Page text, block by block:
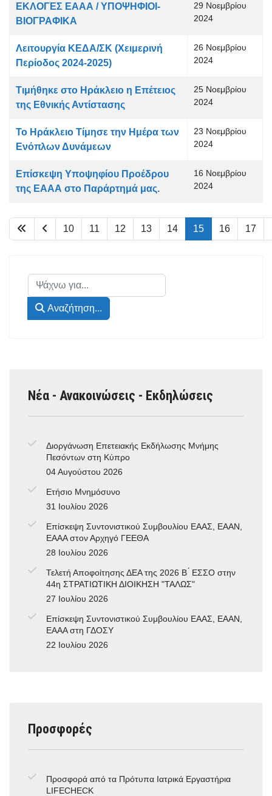
ΕΚΛΟΓΕΣ ΕΑΑΑ / ΥΠΟΨΗΦΙΟΙ-
ΒΙΟΓΡΑΦΙΚΑ
29 Νοεμβρίου
2024
Λειτουργία ΚΕΔΑ/ΣΚ (Χειμερινή
Περίοδος 2024-2025)
26 Νοεμβρίου
2024
Τιμήθηκε στο Ηράκλειο η Επέτειος
της Εθνικής Αντίστασης
25 Νοεμβρίου
2024
Το Ηράκλειο Τίμησε την Ημέρα των
Ενόπλων Δυνάμεων
23 Νοεμβρίου
2024
Επίσκεψη Υποψηφίου Προέδρου
της ΕΑΑΑ στο Παράρτημά μας.
16 Νοεμβρίου
2024
Σελίδα 15 από 46
10 11 12 13 14 15 16 17
Αναζήτηση...
Αναζήτηση...
Νέα - Ανακοινώσεις - Εκδηλώσεις
Διοργάνωση Επετειακής Εκδήλωσης Μνήμης
Πεσόντων στη Κύπρο
04 Αυγούστου 2026
Ετήσιο Μνημόσυνο
31 Ιουλίου 2026
Επίσκεψη Συντονιστικού Συμβουλίου ΕΑΑΣ, ΕΑΑΝ,
ΕΑΑΑ στον Αρχηγό ΓΕΕΘΑ
28 Ιουλίου 2026
Τελετή Αποφοίτησης ΔΕΑ της 2026 Β ́ ΕΣΣΟ στην
44η ΣΤΡΑΤΙΩΤΙΚΗ ΔΙΟΙΚΗΣΗ "ΤΑΛΩΣ"
27 Ιουλίου 2026
Επίσκεψη Συντονιστικού Συμβουλίου ΕΑΑΣ, ΕΑΑΝ,
ΕΑΑΑ στη ΓΔΟΣΥ
22 Ιουλίου 2026
Προσφορές
Προσφορά από τα Πρότυπα Ιατρικά Εργαστήρια
LIFECHECK